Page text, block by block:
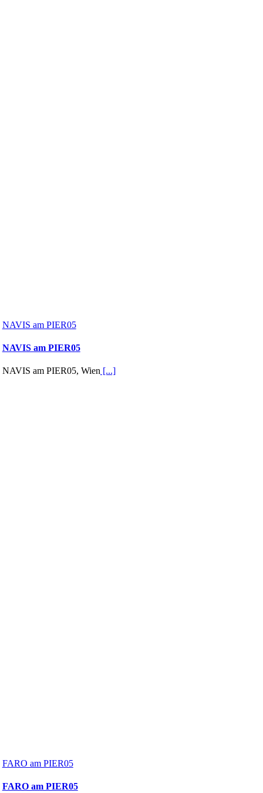
NAVIS am PIER05
NAVIS am PIER05
NAVIS am PIER05, Wien [...]
FARO am PIER05
FARO am PIER05